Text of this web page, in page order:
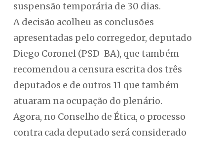
suspensão temporária de 30 dias.
A decisão acolheu as conclusões
apresentadas pelo corregedor, deputado
Diego Coronel (PSD-BA), que também
recomendou a censura escrita dos três
deputados e de outros 11 que também
atuaram na ocupação do plenário.
Agora, no Conselho de Ética, o processo
contra cada deputado será considerado